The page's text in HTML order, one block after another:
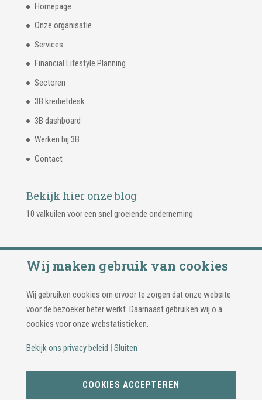
Homepage
Onze organisatie
Services
Financial Lifestyle Planning
Sectoren
3B kredietdesk
3B dashboard
Werken bij 3B
Contact
Bekijk hier onze blog
10 valkuilen voor een snel groeiende onderneming
© Copyright 2026 | 3B Adviseurs & Accountants |
Wij maken gebruik van cookies
Wij gebruiken cookies om ervoor te zorgen dat onze website
voor de bezoeker beter werkt. Daarnaast gebruiken wij o.a.
cookies voor onze webstatistieken.
Bekijk ons privacy beleid Sluiten
COOKIES ACCEPTEREN